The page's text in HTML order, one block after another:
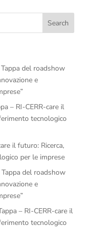
del roadshow
e
– RI-CERR-care il
tecnologico
il futuro: Ricerca,
per le imprese
del roadshow
e
– RI-CERR-care il
tecnologico